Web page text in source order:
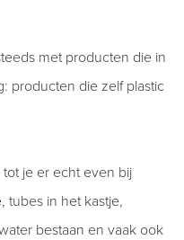
met producten die in
producten die zelf plastic
tot je er echt even bij
tubes in het kastje,
bestaan en vaak ook